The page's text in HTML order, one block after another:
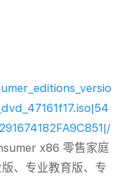
x86 零售家庭
、专业教育版、专